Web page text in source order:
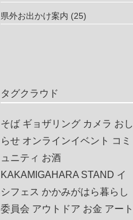
県外お出かけ案内 (25)
タグクラウド
そば ギョザリング カメラ おし
らせ オンラインイベント コミ
ュニティ お酒
KAKAMIGAHARA STAND イ
シフェス かかみがはら暮らし
委員会 アウトドア お金 アート